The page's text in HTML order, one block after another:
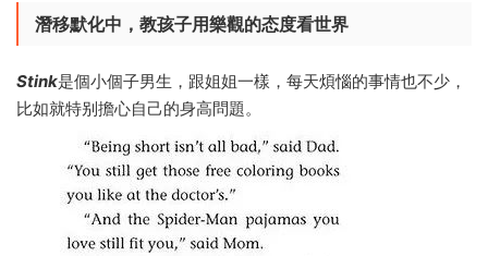
潛移默化中，教孩子用樂觀的态度看世界
Stink是個小個子男生，跟姐姐一樣，每天煩惱的事情也不少，
比如就特别擔心自己的身高問題。